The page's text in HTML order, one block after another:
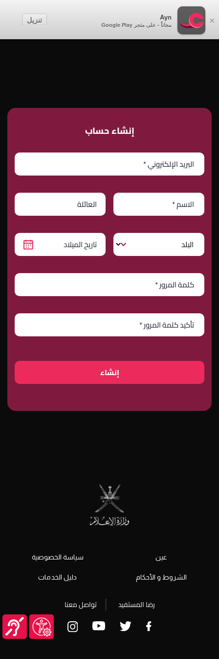
×
Ayn
مجاناً - على متجر Google Play
تنزيل
إنشاء حساب
إنشاء حساب
إنشاء
عين
الشروط و الأحكام
سياسة الخصوصية
دليل الخدمات
رضا المستفيد تواصل معنا